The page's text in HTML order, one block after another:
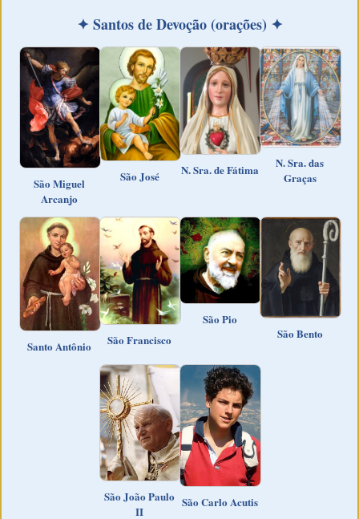
✦ Santos de Devoção (orações) ✦
São Miguel
Arcanjo
São José N. Sra. de Fátima
N. Sra. das
Graças
Santo Antônio São Francisco
São Pio
São Bento
São João Paulo
II
São Carlo Acutis